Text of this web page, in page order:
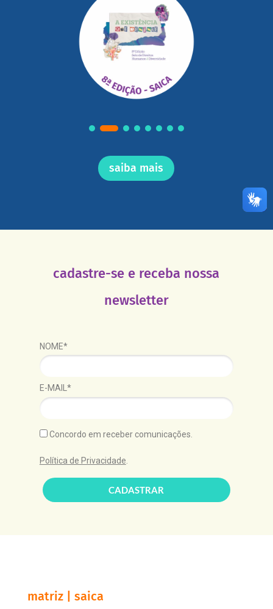
saiba mais
cadastre-se e receba nossa
newsletter
NOME*
E-MAIL*
Concordo em receber comunicações.
Política de Privacidade
CADASTRAR
matriz | saica